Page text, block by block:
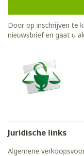
Door op inschrijven te
nieuwsbrief en gaat u
Juridische links
Algemene